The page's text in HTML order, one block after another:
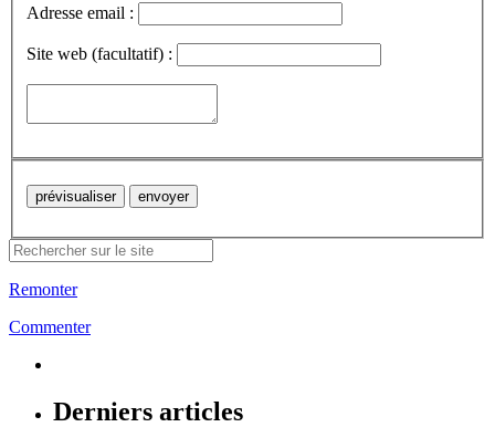
Adresse email :
Site web (facultatif) :
Remonter
Commenter
Derniers articles